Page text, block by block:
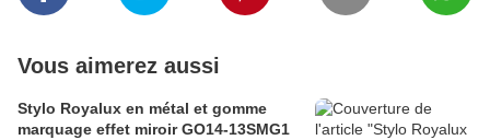
Vous aimerez aussi
Stylo Royalux en métal et gomme
marquage effet miroir GO14-13SMG1